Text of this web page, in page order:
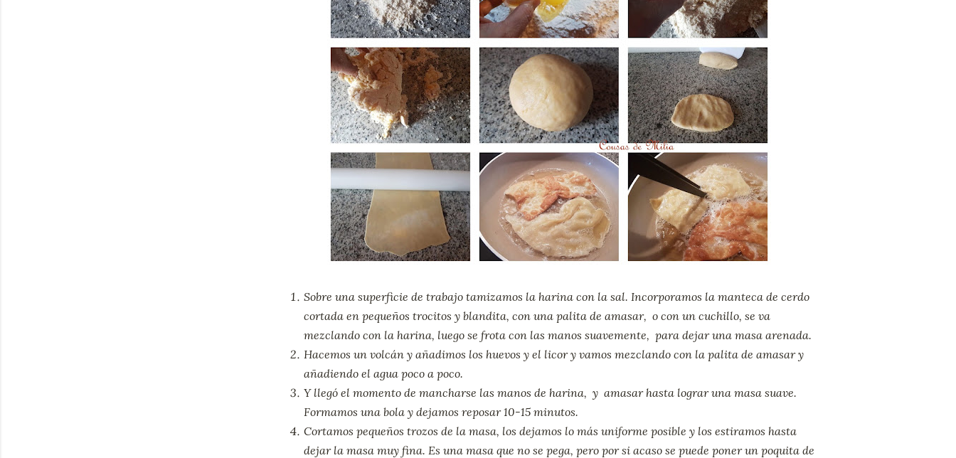
Sobre una superficie de trabajo tamizamos la harina con la sal. Incorporamos la manteca de cerdo
cortada en pequeños trocitos y blandita, con una palita de amasar, o con un cuchillo, se va
mezclando con la harina, luego se frota con las manos suavemente, para dejar una masa arenada.
Hacemos un volcán y añadimos los huevos y el licor y vamos mezclando con la palita de amasar y
añadiendo el agua poco a poco.
Y llegó el momento de mancharse las manos de harina, y amasar hasta lograr una masa suave.
Formamos una bola y dejamos reposar 10-15 minutos.
Cortamos pequeños trozos de la masa, los dejamos lo más uniforme posible y los estiramos hasta
dejar la masa muy fina. Es una masa que no se pega, pero por si acaso se puede poner un poquita de